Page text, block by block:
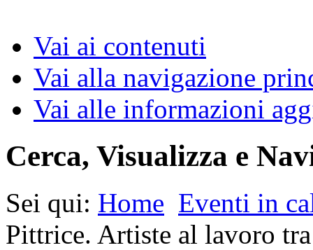
Vai ai contenuti
Vai alla navigazione
Vai alle informazioni
Cerca, Visualizza e
Sei qui: Home Eventi in
Pittrice. Artiste al lavoro